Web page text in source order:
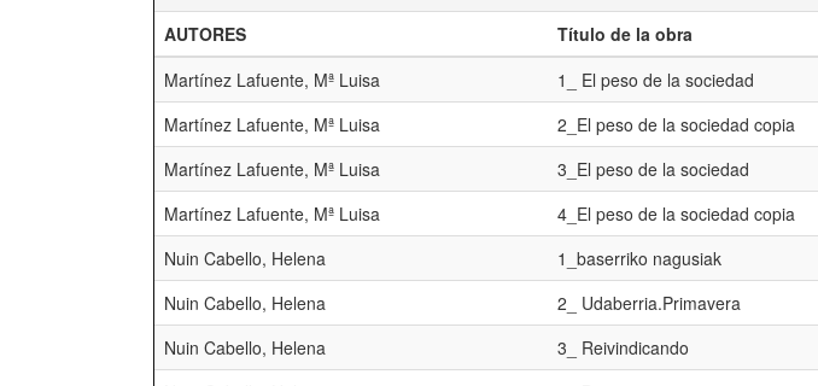
AUTORES Título de la obra
Martínez Lafuente, Mª Luisa
1_ El peso de la sociedad
Martínez Lafuente, Mª Luisa
2_El peso de la sociedad copia
Martínez Lafuente, Mª Luisa
3_El peso de la sociedad
Martínez Lafuente, Mª Luisa
4_El peso de la sociedad copia
Nuin Cabello, Helena
1_baserriko nagusiak
Nuin Cabello, Helena
2_ Udaberria.Primavera
Nuin Cabello, Helena
3_ Reivindicando